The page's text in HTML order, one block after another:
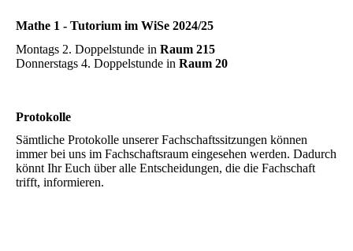
Mathe 1 - Tutorium im WiSe 2024/25
Montags 2. Doppelstunde in Raum 215
Donnerstags 4. Doppelstunde in Raum 20
Protokolle
Sämtliche Protokolle unserer Fachschaftssitzungen können
immer bei uns im Fachschaftsraum eingesehen werden. Dadurch
könnt Ihr Euch über alle Entscheidungen, die die Fachschaft
trifft, informieren.